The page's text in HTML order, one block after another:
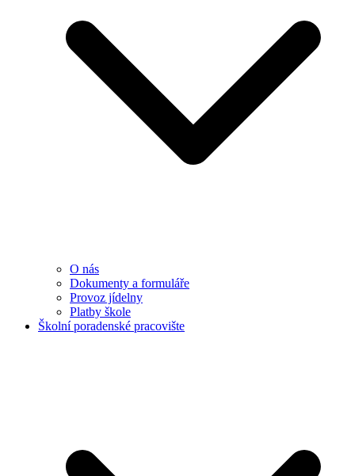
O nás
Dokumenty a formuláře
Provoz jídelny
Platby škole
Školní poradenské pracovište